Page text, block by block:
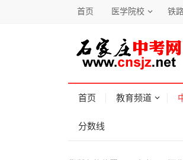
首页 医学院校 铁
首页 教育频道
分数线